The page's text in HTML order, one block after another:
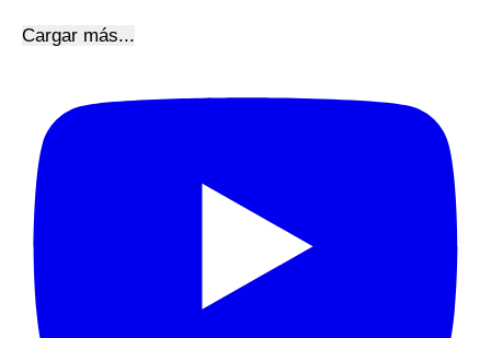
Cargar más...